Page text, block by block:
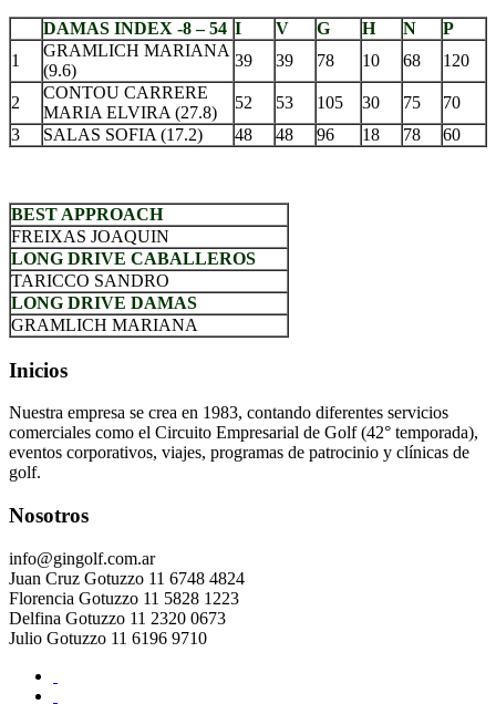
DAMAS INDEX -8 – 54 I V G H N
P
1
GRAMLICH MARIANA
(9.6)
39 39 78 10 68 120
2
CONTOU CARRERE
MARIA ELVIRA (27.8)
52 53 105 30 75
70
3
SALAS SOFIA (17.2) 48 48 96 18 78 60
BEST APPROACH
FREIXAS JOAQUIN
LONG DRIVE CABALLEROS
TARICCO SANDRO
LONG DRIVE DAMAS
GRAMLICH MARIANA
Inicios
Nuestra empresa se crea en 1983, contando diferentes servicios
comerciales como el Circuito Empresarial de Golf (42° temporada),
eventos corporativos, viajes, programas de patrocinio y clínicas de
golf.
Nosotros
info@gingolf.com.ar
Juan Cruz Gotuzzo 11 6748 4824
Florencia Gotuzzo 11 5828 1223
Delfina Gotuzzo 11 2320 0673
Julio Gotuzzo 11 6196 9710